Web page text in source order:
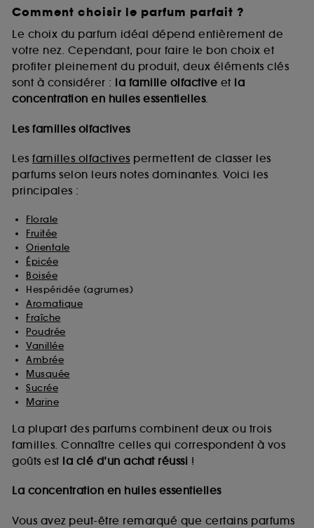
Comment choisir le parfum parfait ?
Le choix du parfum idéal dépend entièrement de
votre nez. Cependant, pour faire le bon choix et
profiter pleinement du produit, deux éléments clés
sont à considérer : la famille olfactive et la
concentration en huiles essentielles.
Les familles olfactives
Les familles olfactives permettent de classer les
parfums selon leurs notes dominantes. Voici les
principales :
Florale
Fruitée
Orientale
Épicée
Boisée
Hespéridée (agrumes)
Aromatique
Fraîche
Poudrée
Vanillée
Ambrée
Musquée
Sucrée
Marine
La plupart des parfums combinent deux ou trois
familles. Connaître celles qui correspondent à vos
goûts est la clé d’un achat réussi !
La concentration en huiles essentielles
Vous avez peut-être remarqué que certains parfums
A l'exception des cookies techniques, le dépôt et la
lecture de ces traceurs requiert votre accord. Vous
pouvez personnaliser vos choix concernant le dépôt
de ces cookies grâce au bouton "personnaliser mes
choix" ci-dessous ou décider de "tout accepter".
Sephora pourra associer les informations de
navigation collectées par ces Cookies, pour les
collectées ou générées lors de votre activité en ligne
sur "continuer sans accepter". Voous pouvez à tout
moment choisir de retirer votrte consentement. Si vous
souhaitez obtenir plus d'information sur les cookies
utilisés, cliquez